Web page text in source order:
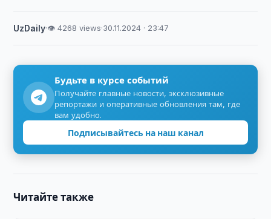
UzDaily·👁 4268 views·30.11.2024 · 23:47
Будьте в курсе событий
Получайте главные новости, эксклюзивные
репортажи и оперативные обновления там, где
вам удобно.
Подписывайтесь на наш канал
Читайте также